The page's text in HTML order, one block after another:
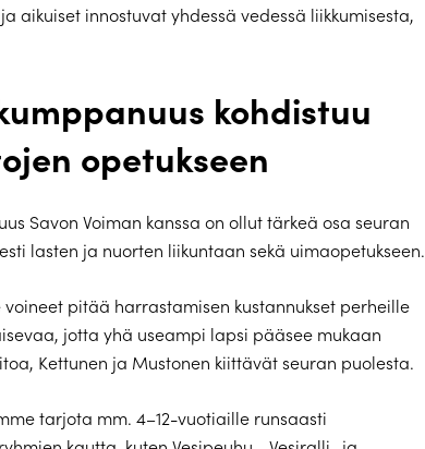
aikuiset innostuvat yhdessä vedessä liikkumisesta,
kohdistuu
opetukseen
Savon Voiman kanssa on ollut tärkeä osa seuran
lasten ja nuorten liikuntaan sekä uimaopetukseen.
voineet pitää harrastamisen kustannukset perheille
jotta yhä useampi lapsi pääsee mukaan
Kettunen ja Mustonen kiittävät seuran puolesta.
tarjota mm. 4–12-vuotiaille runsaasti